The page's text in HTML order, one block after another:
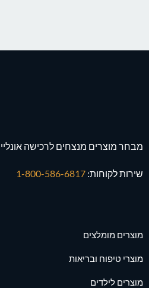
מבחר מוצרים מנצחים לרכישה
שירות לקוחות:
מוצרים מומלצים
מוצרי טיפוח ובריאות
מוצרים לילדים